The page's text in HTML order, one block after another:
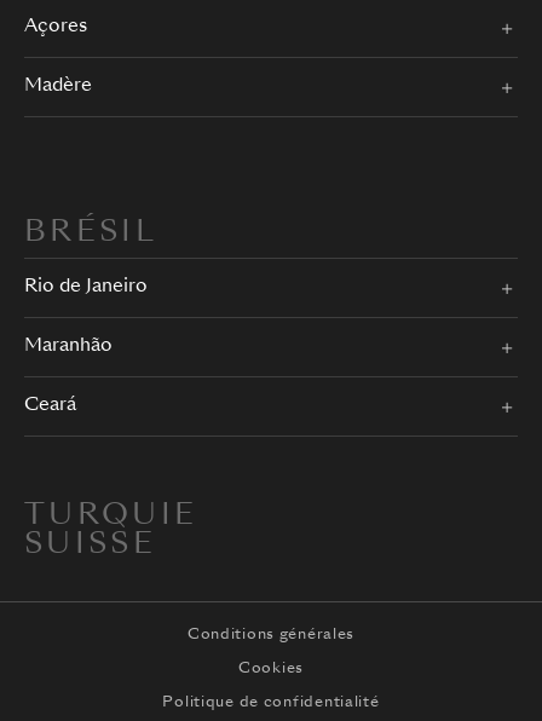
Açores
Madère
BRÉSIL
Rio de Janeiro
Maranhão
Ceará
TURQUIE
SUISSE
Conditions générales
Cookies
Politique de confidentialité